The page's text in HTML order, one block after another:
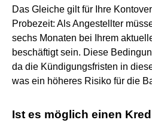
Das Gleiche gilt für Ihre
Probezeit: Als Angestellter
sechs Monaten bei Ihrem
beschäftigt sein. Diese
da die Kündigungsfristen in
was ein höheres Risiko für die
Ist es möglich einen